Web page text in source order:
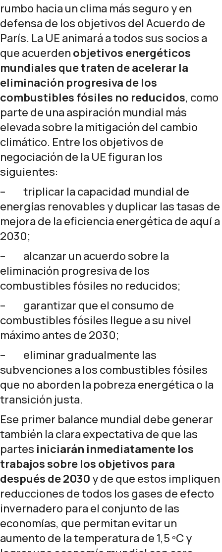
rumbo hacia un clima más seguro y en
defensa de los objetivos del Acuerdo de
París. La UE animará a todos sus socios a
que acuerden objetivos energéticos
mundiales que traten de acelerar la
eliminación progresiva de los
combustibles fósiles no reducidos, como
parte de una aspiración mundial más
elevada sobre la mitigación del cambio
climático. Entre los objetivos de
negociación de la UEfiguran los
siguientes:
– triplicar la capacidad mundial de
energías renovables y duplicar las tasas de
mejora de la eficiencia energética de aquí a
2030;
– alcanzar un acuerdo sobre la
eliminación progresiva de los
combustibles fósiles no reducidos;
– garantizar que el consumo de
combustibles fósiles llegue a su nivel
máximo antes de 2030;
– eliminar gradualmente las
subvenciones a los combustibles fósiles
que no aborden la pobreza energética o la
transición justa.
Ese primer balance mundial debe generar
también la clara expectativa de que las
partes iniciarán inmediatamente los
trabajos sobre los objetivos para
después de 2030 y de que estos impliquen
reducciones de todos los gases de efecto
invernadero para el conjunto de las
economías, que permitan evitar un
aumento de la temperatura de 1,5 ºC y